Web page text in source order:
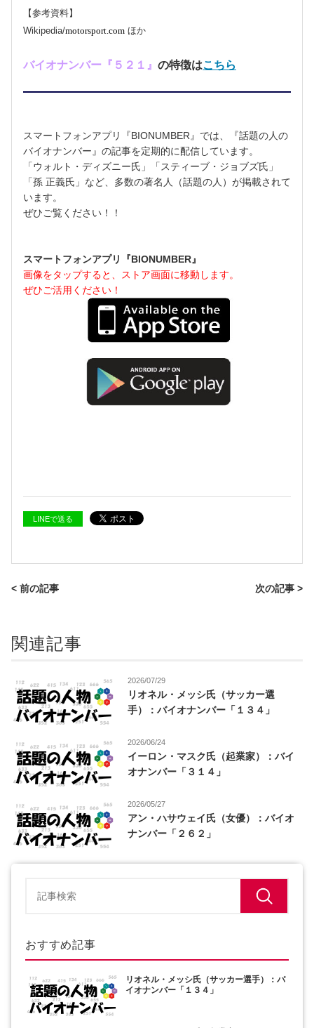
【参考資料】
Wikipedia/motorsport.com ほか
バイオナンバー『５２１』 の特徴はこちら
スマートフォンアプリ『BIONUMBER』では、『話題の人の
バイオナンバー』の記事を定期的に配信しています。
「ウォルト・ディズニー氏」「スティーブ・ジョブズ氏」
「孫 正義氏」など、多数の著名人（話題の人）が掲載されて
います。
ぜひご覧ください！！
スマートフォンアプリ『BIONUMBER』
画像をタップすると、ストア画面に移動します。
ぜひご活用ください！
LINEで送る
< 前の記事 次の記事 >
関連記事
2026/07/29
リオネル・メッシ氏（サッカー選
手）：バイオナンバー「１３４」
2026/06/24
イーロン・マスク氏（起業家）：バイ
オナンバー「３１４」
2026/05/27
アン・ハサウェイ氏（女優）：バイオ
ナンバー「２６２」
おすすめ記事
リオネル・メッシ氏（サッカー選手）：バ
イオナンバー「１３４」